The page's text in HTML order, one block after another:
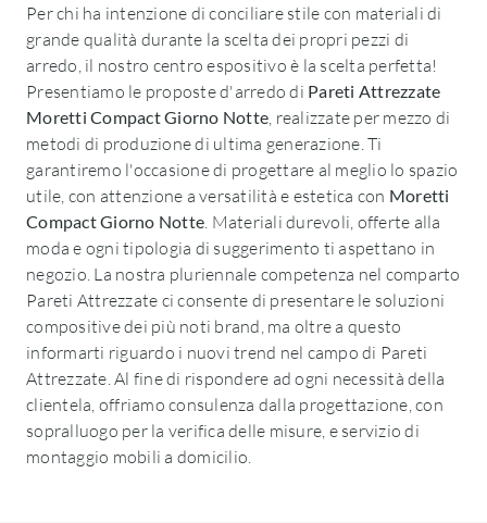
Per chi ha intenzione di conciliare stile con materiali di
grande qualità durante la scelta dei propri pezzi di
arredo, il nostro centro espositivo è la scelta perfetta!
Presentiamo le proposte d'arredo di Pareti Attrezzate
Moretti Compact Giorno Notte, realizzate per mezzo di
metodi di produzione di ultima generazione. Ti
garantiremo l'occasione di progettare al meglio lo spazio
utile, con attenzione a versatilità e estetica con Moretti
Compact Giorno Notte. Materiali durevoli, offerte alla
moda e ogni tipologia di suggerimento ti aspettano in
negozio. La nostra pluriennale competenza nel comparto
Pareti Attrezzate ci consente di presentare le soluzioni
compositive dei più noti brand, ma oltre a questo
informarti riguardo i nuovi trend nel campo di Pareti
Attrezzate. Al fine di rispondere ad ogni necessità della
clientela, offriamo consulenza dalla progettazione, con
sopralluogo per la verifica delle misure, e servizio di
montaggio mobili a domicilio.